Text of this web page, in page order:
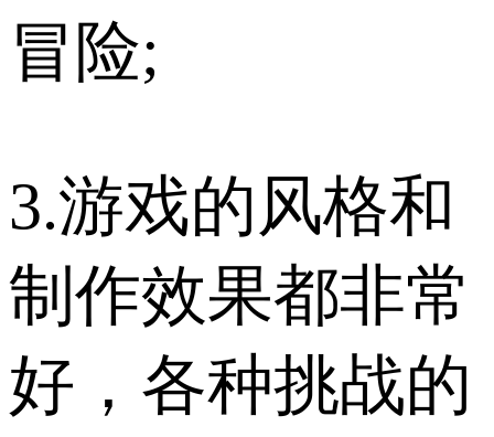
冒险;
3.游戏的风格和
制作效果都非常
好，各种挑战的